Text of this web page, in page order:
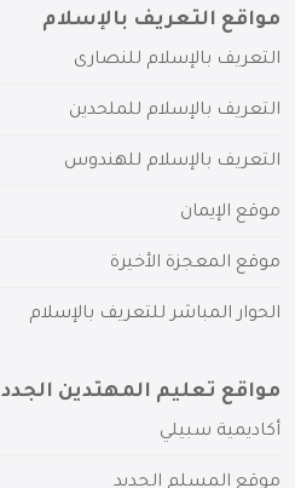
مواقع التعريف بالإسلام
التعريف بالإسلام للنصارى
التعريف بالإسلام للملحدين
التعريف بالإسلام للهندوس
موقع الإيمان
موقع المعجزة الأخيرة
الحوار المباشر للتعريف بالإسلام
مواقع تعليم المهتدين الجدد
أكاديمية سبيلي
موقع المسلم الجديد